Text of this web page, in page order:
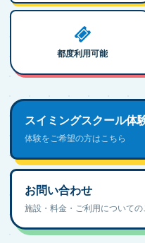
都度利用可能
スイミングスクール体
体験をご希望の方はこちら
お問い合わせ
施設・料金・ご利用についての